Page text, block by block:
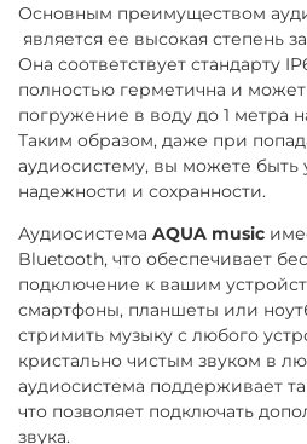
Основным преимуществом
является ее высокая степень
Она соответствует стандарту
полностью герметична и
погружение в воду до 1 метра
Таким образом, даже при
аудиосистему, вы можете быть
надежности и сохранности.
Аудиосистема AQUA music
Bluetooth, что обеспечивает
подключение к вашим
смартфоны, планшеты или
стримить музыку с любого
кристально чистым звуком в
аудиосистема поддерживает
что позволяет подключать
звука.